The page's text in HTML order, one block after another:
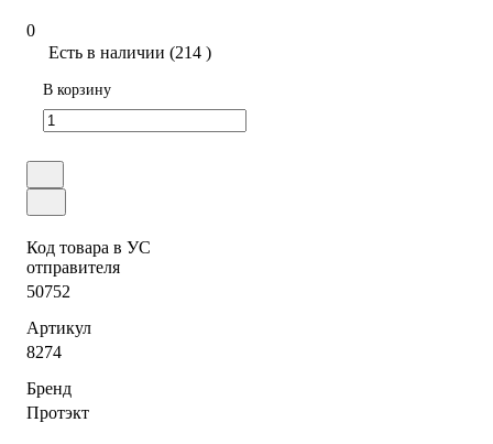
0
Есть в наличии (214 )
В корзину
Код товара в УС
отправителя
50752
Артикул
8274
Бренд
Протэкт